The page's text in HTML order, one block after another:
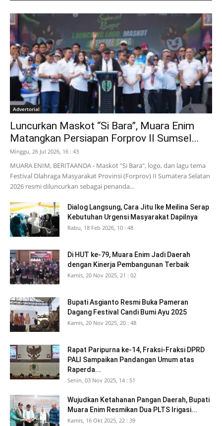
Advertorial
Luncurkan Maskot “Si Bara”, Muara Enim
Matangkan Persiapan Forprov II Sumsel...
Minggu, 26 Jul 2026, 16 : 43
MUARA ENIM, BERITAANDA - Maskot "Si Bara", logo, dan lagu tema
Festival Olahraga Masyarakat Provinsi (Forprov) II Sumatera Selatan
2026 resmi diluncurkan sebagai penanda...
Dialog Langsung, Cara Jitu Ike Meilina Serap
Kebutuhan Urgensi Masyarakat Dapilnya
Rabu, 18 Feb 2026, 10 : 48
Di HUT ke-79, Muara Enim Jadi Daerah
dengan Kinerja Pembangunan Terbaik
Kamis, 20 Nov 2025, 21 : 02
Bupati Asgianto Resmi Buka Pameran
Dagang Festival Candi Bumi Ayu 2025
Kamis, 20 Nov 2025, 20 : 48
Rapat Paripurna ke-14, Fraksi-Fraksi DPRD
PALI Sampaikan Pandangan Umum atas
Raperda...
Senin, 03 Nov 2025, 14 : 51
Wujudkan Ketahanan Pangan Daerah, Bupati
Muara Enim Resmikan Dua PLTS Irigasi...
Kamis, 16 Okt 2025, 22 : 39